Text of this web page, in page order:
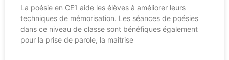
La poésie en CE1 aide les élèves à améliorer leurs
techniques de mémorisation. Les séances de poésies
dans ce niveau de classe sont bénéfiques également
pour la prise de parole, la maitrise